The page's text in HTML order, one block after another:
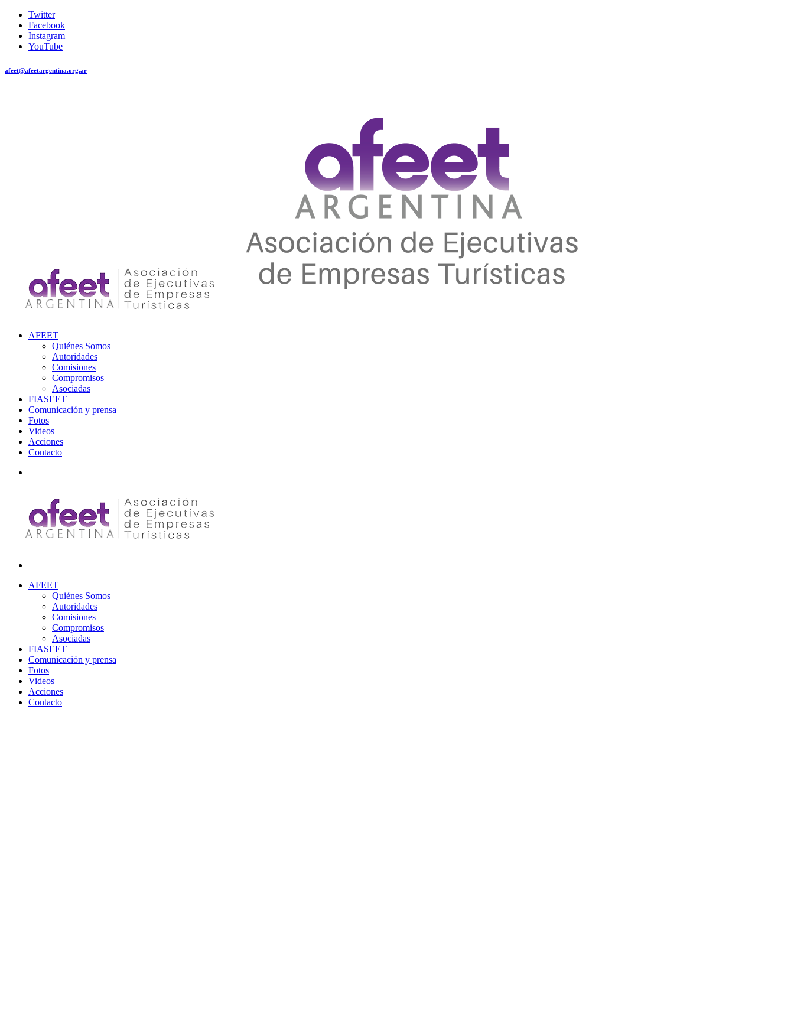
Twitter
Facebook
Instagram
YouTube
afeet@afeetargentina.org.ar
AFEET
Quiénes Somos
Autoridades
Comisiones
Compromisos
Asociadas
FIASEET
Comunicación y prensa
Fotos
Videos
Acciones
Contacto
AFEET
Quiénes Somos
Autoridades
Comisiones
Compromisos
Asociadas
FIASEET
Comunicación y prensa
Fotos
Videos
Acciones
Contacto